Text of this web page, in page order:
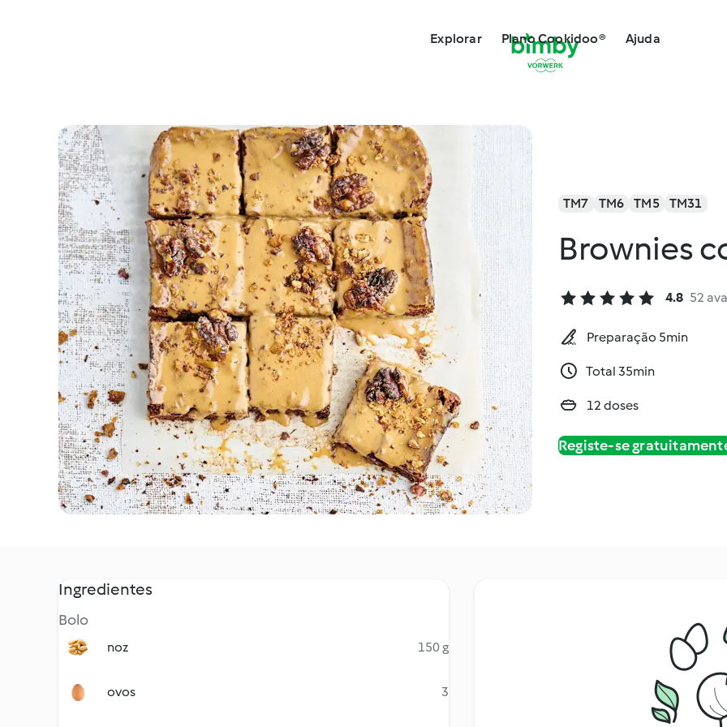
Explorar Plano Cookidoo® Ajuda
TM7 TM6 TM5 TM31
Brownies
4.8 52
Preparação 5min
Total 35min
12 doses
Registe-se
Ingredientes
Bolo
noz 150 g
ovos 3